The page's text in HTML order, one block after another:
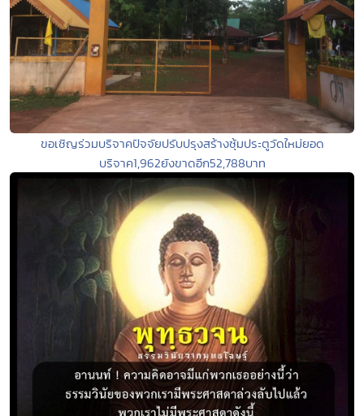
ขอเชิญร่วมบริจาคปัจจัยปรับปรุงสร้างซุ้มประตูวัดใหม่ยอด
บริจาค1,962ยังขาดอีก52,788บาท